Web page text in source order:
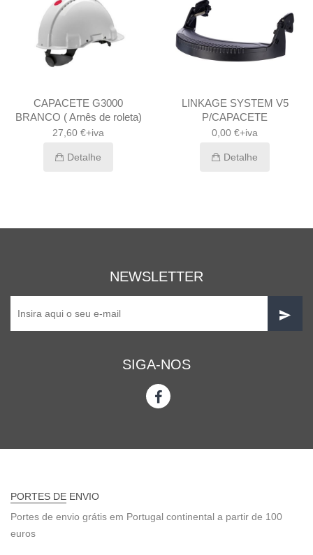
CAPACETE G3000
BRANCO ( Arnês de roleta)
27,60 €+iva
Detalhe
LINKAGE SYSTEM V5
P/CAPACETE
0,00 €+iva
Detalhe
NEWSLETTER
SIGA-NOS
PORTES DE ENVIO
Portes de envio grátis em Portugal continental a partir de 100
euros